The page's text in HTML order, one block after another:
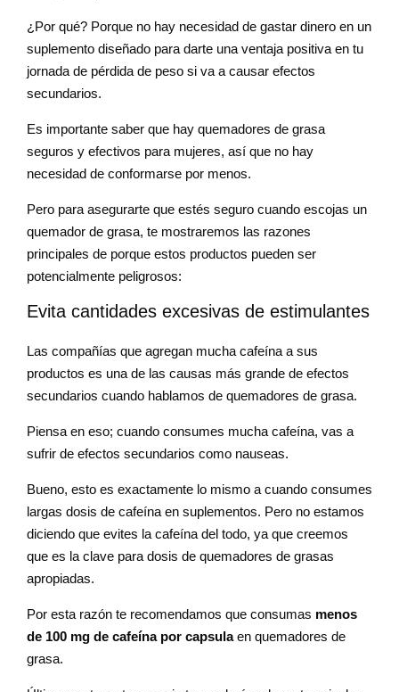
¿Por qué? Porque no hay necesidad de gastar dinero en un
suplemento diseñado para darte una ventaja positiva en tu
jornada de pérdida de peso si va a causar efectos
secundarios.
Es importante saber que hay quemadores de grasa
seguros y efectivos para mujeres, así que no hay
necesidad de conformarse por menos.
Pero para asegurarte que estés seguro cuando escojas un
quemador de grasa, te mostraremos las razones
principales de porque estos productos pueden ser
potencialmente peligrosos:
Evita cantidades excesivas de estimulantes
Las compañías que agregan mucha cafeína a sus
productos es una de las causas más grande de efectos
secundarios cuando hablamos de quemadores de grasa.
Piensa en eso; cuando consumes mucha cafeína, vas a
sufrir de efectos secundarios como nauseas.
Bueno, esto es exactamente lo mismo a cuando consumes
largas dosis de cafeína en suplementos. Pero no estamos
diciendo que evites la cafeína del todo, ya que creemos
que es la clave para dosis de quemadores de grasas
apropiadas.
Por esta razón te recomendamos que consumas menos
de 100 mg de cafeína por capsulaen quemadores de
grasa.